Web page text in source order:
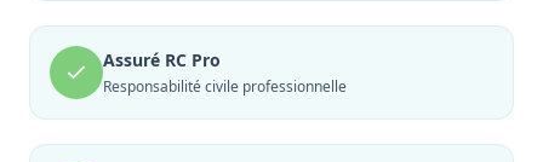
Assuré RC Pro
Responsabilité civile professionnelle